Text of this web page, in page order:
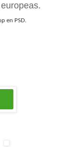
en PSD.